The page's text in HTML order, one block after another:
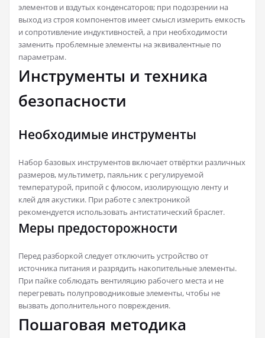
элементов и вздутых конденсаторов; при подозрении на
выход из строя компонентов имеет смысл измерить емкость
и сопротивление индуктивностей, а при необходимости
заменить проблемные элементы на эквивалентные по
параметрам.
Инструменты и техника
безопасности
Необходимые инструменты
Набор базовых инструментов включает отвёртки различных
размеров, мультиметр, паяльник с регулируемой
температурой, припой с флюсом, изолирующую ленту и
клей для акустики. При работе с электроникой
рекомендуется использовать антистатический браслет.
Меры предосторожности
Перед разборкой следует отключить устройство от
источника питания и разрядить накопительные элементы.
При пайке соблюдать вентиляцию рабочего места и не
перегревать полупроводниковые элементы, чтобы не
вызвать дополнительного повреждения.
Пошаговая методика